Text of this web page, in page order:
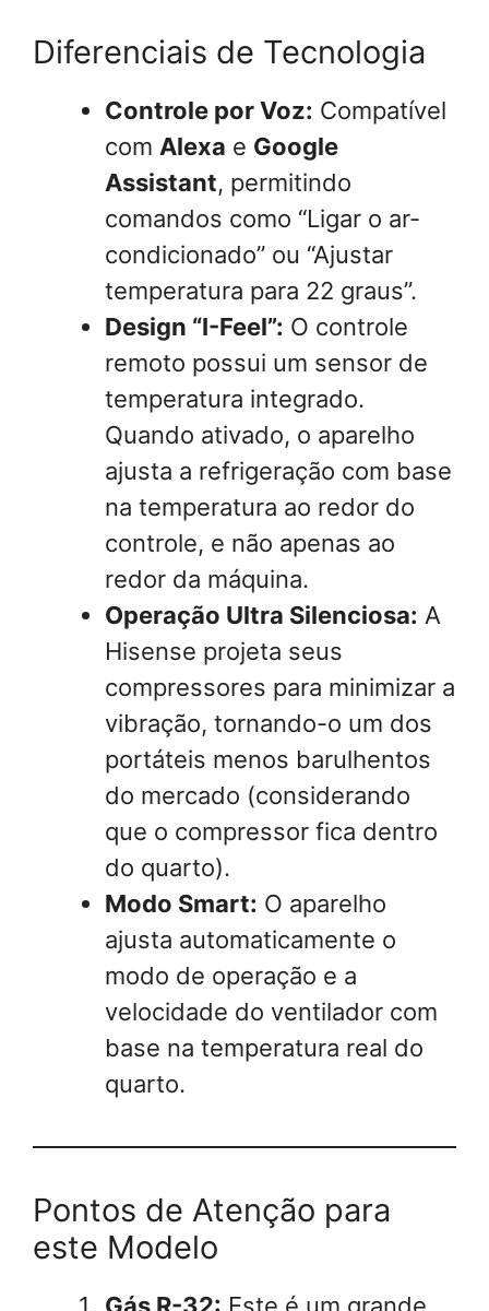
Diferenciais de Tecnologia
Controle por Voz: Compatível
com Alexa e Google
Assistant, permitindo
comandos como “Ligar o ar-
condicionado” ou “Ajustar
temperatura para 22 graus”.
Design “I-Feel”: O controle
remoto possui um sensor de
temperatura integrado.
Quando ativado, o aparelho
ajusta a refrigeração com base
na temperatura ao redor do
controle, e não apenas ao
redor da máquina.
Operação Ultra Silenciosa: A
Hisense projeta seus
compressores para minimizar a
vibração, tornando-o um dos
portáteis menos barulhentos
do mercado (considerando
que o compressor fica dentro
do quarto).
Modo Smart: O aparelho
ajusta automaticamente o
modo de operação e a
velocidade do ventilador com
base na temperatura real do
quarto.
Pontos de Atenção para
este Modelo
Gás R-32: Este é um grande